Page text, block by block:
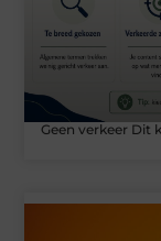
Geen verkeer Dit